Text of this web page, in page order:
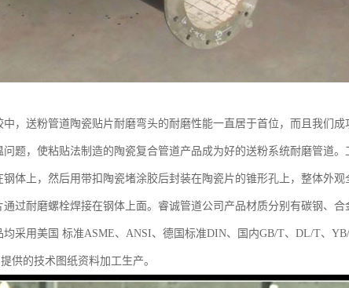
，送粉管道陶瓷贴片耐磨弯头的耐磨性能一直居于首位，而且我们成
题，使粘贴法制造的陶瓷复合管道产品成为好的送粉系统耐磨管道。
体上，然后用带扣陶瓷堵涂胶后封装在陶瓷片的锥形孔上，整体外观
过耐磨螺栓焊接在钢体上面。睿诚管道公司产品材质分别有碳钢、合
采用美国 标准ASME、ANSI、德国标准DIN、国内GB/T、DL/T、YB/
供的技术图纸资料加工生产。